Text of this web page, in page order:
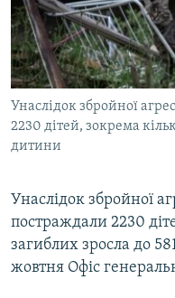
СПЕЦПРОЄКТИ
ПОДКАСТИ
КРИМ РЕАЛІЇ
РУС
УКР
КТАТ
ДОЛУЧАЙСЯ!
Унаслідок збройної
2230 дітей, зокрема
дитини
Унаслідок збройної
постраждали 2230
загиблих зросла до
жовтня Офіс